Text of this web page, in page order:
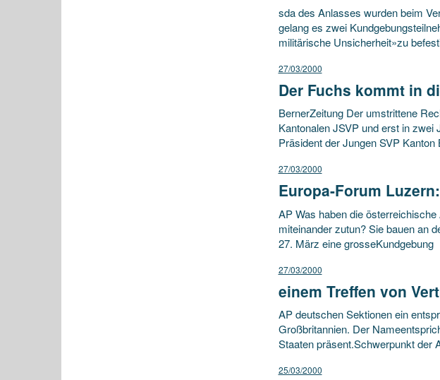
sda des Anlasses wurden beim
gelang es zwei
militärische Unsicherheit»zu
27/03/2000
Der Fuchs kommt in
BernerZeitung Der umstrittene
Kantonalen JSVP und erst in
Präsident der Jungen SVP Kanton
27/03/2000
Europa-Forum
AP Was haben die
miteinander zutun? Sie bauen an
27. März eine grosseKundgebung
27/03/2000
einem Treffen von
AP deutschen Sektionen ein
Großbritannien. Der
Staaten präsent.Schwerpunkt der
25/03/2000